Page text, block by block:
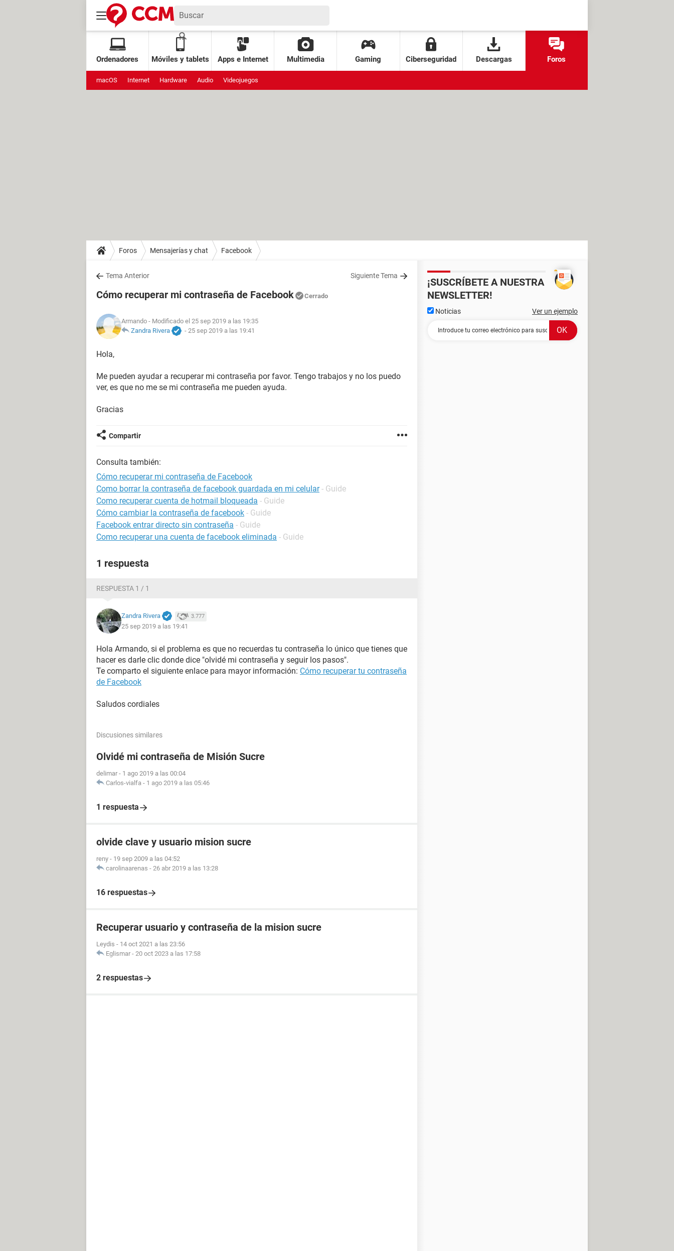
Ordenadores Móviles y tablets Apps e Internet Multimedia Gaming Ciberseguridad Descargas Foros
macOS Internet Hardware Audio Videojuegos
Foros Mensajerías y chat Facebook
Tema Anterior Siguiente Tema
Cómo recuperar mi contraseña de Facebook Cerrado
Armando - Modificado el 25 sep 2019 a las 19:35
Zandra Rivera
- 25 sep 2019 a las 19:41
Hola,
Me pueden ayudar a recuperar mi contraseña por favor. Tengo trabajos y no los puedo
ver, es que no me se mi contraseña me pueden ayuda.
Gracias
Compartir
Consulta también:
Cómo recuperar mi contraseña de Facebook
Como borrar la contraseña de facebook guardada en mi celular - Guide
Como recuperar cuenta de hotmail bloqueada - Guide
Cómo cambiar la contraseña de facebook - Guide
Facebook entrar directo sin contraseña - Guide
Como recuperar una cuenta de facebook eliminada - Guide
1 respuesta
RESPUESTA 1 / 1
Zandra Rivera 3.777
25 sep 2019 a las 19:41
Hola Armando, si el problema es que no recuerdas tu contraseña lo único que tienes que
hacer es darle clic donde dice "olvidé mi contraseña y seguir los pasos".
Te comparto el siguiente enlace para mayor información: Cómo recuperar tu contraseña
de Facebook
Saludos cordiales
Discusiones similares
Olvidé mi contraseña de Misión Sucre
delimar - 1 ago 2019 a las 00:04
Carlos-vialfa - 1 ago 2019 a las 05:46
1 respuesta
olvide clave y usuario mision sucre
reny - 19 sep 2009 a las 04:52
carolinaarenas - 26 abr 2019 a las 13:28
16 respuestas
Recuperar usuario y contraseña de la mision sucre
Leydis - 14 oct 2021 a las 23:56
Eglismar - 20 oct 2023 a las 17:58
2 respuestas
¡SUSCRÍBETE A NUESTRA
NEWSLETTER!
Noticias Ver un ejemplo